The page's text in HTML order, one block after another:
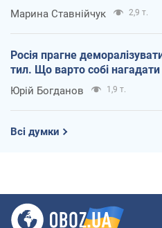
Марина Ставнійчук 2,9 т.
Росія прагне
тил. Що варто собі нагадати
Юрій Богданов 1,9 т.
Всі думки